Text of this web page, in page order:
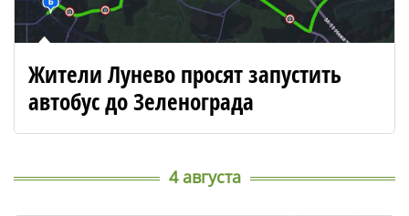
Жители Лунево просят запустить
автобус до Зеленограда
4 августа